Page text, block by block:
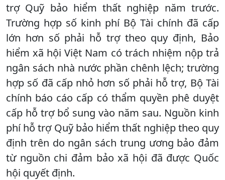
trợ Quỹ bảo hiểm thất nghiệp năm trước.
Trường hợp số kinh phí Bộ Tài chính đã cấp
lớn hơn số phải hỗ trợ theo quy định, Bảo
hiểm xã hội Việt Nam có trách nhiệm nộp trả
ngân sách nhà nước phần chênh lệch; trường
hợp số đã cấp nhỏ hơn số phải hỗ trợ, Bộ Tài
chính báo cáo cấp có thẩm quyền phê duyệt
cấp hỗ trợ bổ sung vào năm sau. Nguồn kinh
phí hỗ trợ Quỹ bảo hiểm thất nghiệp theo quy
định trên do ngân sách trung ương bảo đảm
từ nguồn chi đảm bảo xã hội đã được Quốc
hội quyết định.